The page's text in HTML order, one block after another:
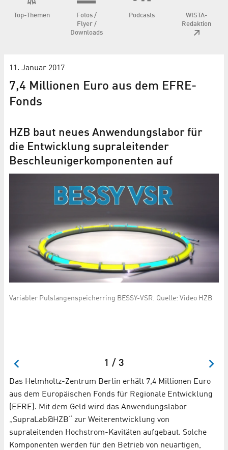
Top-Themen
Fotos /
Flyer /
Downloads
Podcasts
WISTA-
Redaktion
11. Januar 2017
7,4 Millionen Euro aus dem EFRE-
Fonds
HZB baut neues Anwendungs­labor für
die Entwicklung supraleitender
Beschleuniger­komponenten auf
Variabler Pulslängenspeicherring BESSY-VSR. Quelle: Video HZB
1 / 3
Das Helmholtz-Zentrum Berlin erhält 7,4 Millionen Euro
aus dem Europäischen Fonds für Regionale Entwicklung
(EFRE). Mit dem Geld wird das Anwendungslabor
„SupraLab@HZB“ zur Weiterentwicklung von
supraleitenden Hochstrom-Kavitäten aufgebaut. Solche
Komponenten werden für den Betrieb von neuartigen,